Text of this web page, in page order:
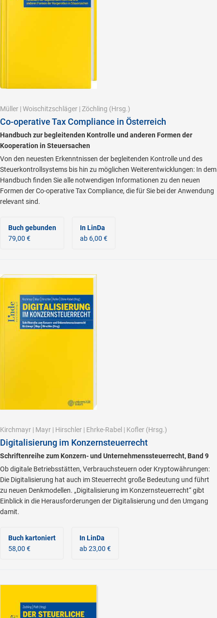
Müller | Woischitzschläger | Zöchling (Hrsg.)
Co-operative Tax Compliance in Österreich
Handbuch zur begleitenden Kontrolle und anderen Formen der
Kooperation in Steuersachen
Von den neuesten Erkenntnissen der begleitenden Kontrolle und des
Steuerkontrollsystems bis hin zu möglichen Weiterentwicklungen: In dem
Handbuch finden Sie alle notwendigen Informationen zu den neuen
Formen der Co-operative Tax Compliance, die für Sie bei der Anwendung
relevant sind.
Buch gebunden
79,00 €
In LinDa
ab 6,00 €
Kirchmayr | Mayr | Hirschler | Ehrke-Rabel | Kofler (Hrsg.)
Digitalisierung im Konzernsteuerrecht
Schriftenreihe zum Konzern- und Unternehmenssteuerrecht, Band 9
Ob digitale Betriebsstätten, Verbrauchsteuern oder Kryptowährungen:
Die Digitalisierung hat auch im Steuerrecht große Bedeutung und führt
zu neuen Denkmodellen. „Digitalisierung im Konzernsteuerrecht“ gibt
Einblick in die Herausforderungen der Digitalisierung und den Umgang
damit.
Buch kartoniert
58,00 €
In LinDa
ab 23,00 €